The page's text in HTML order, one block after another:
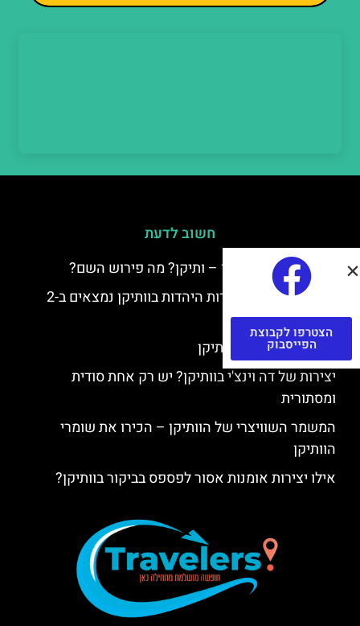
חשוב לדעת
למה קוראים לוותיקן – ותיקן? מה פירוש השם?
כתב יד ותיקן – אוצרות היהדות בוותיקן נמצאים ב-2
כתבי יד עתיקים
יצירות של רפאל בוותיקן
יצירות של דה וינצ'י בוותיקן? יש רק אחת סודית
ומסתורית
המשמר השוויצרי של הוותיקן – הכירו את שומרי
הוותיקן
אילו יצירות אומנות אסור לפספס בביקור בוותיקן?
הצטרפו לקבוצת
הפייסבוק